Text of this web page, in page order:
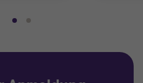
Gehe
Folie
von
Gehe
Folie